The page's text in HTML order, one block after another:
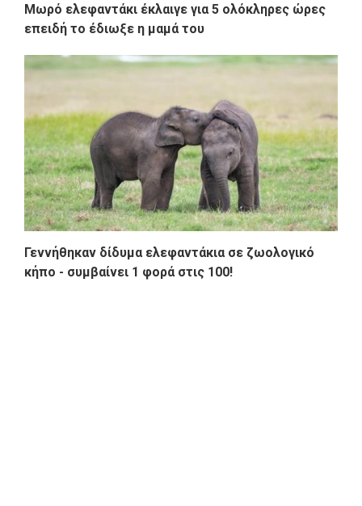
Μωρό ελεφαντάκι έκλαιγε για 5 ολόκληρες ώρες
επειδή το έδιωξε η μαμά του
Γεννήθηκαν δίδυμα ελεφαντάκια σε ζωολογικό
κήπο - συμβαίνει 1 φορά στις 100!